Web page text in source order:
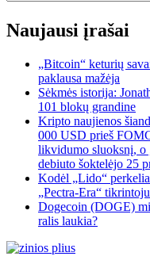
Naujausi įrašai
„Bitcoin“ keturių
paklausa mažėja
Sėkmės istorija:
101 blokų grandine
Kripto naujienos
000 USD prieš
likvidumo sluoksnį, o
debiuto šoktelėjo 25
Kodėl „Lido“
„Pectra-Era“
Dogecoin (DOGE)
ralis laukia?